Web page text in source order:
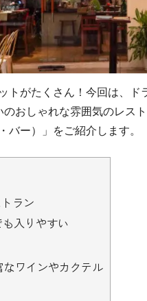
トがたくさん！今回は、
おしゃれな雰囲気のレス
バー）」をご紹介します。
ラン
入りやすい
ワインやカクテル